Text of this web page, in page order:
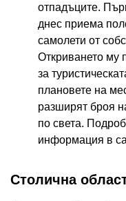
отпадъците.
днес приема
самолети от
Откриването му
за
плановете на
разширят броя
по света.
информация в
Столична